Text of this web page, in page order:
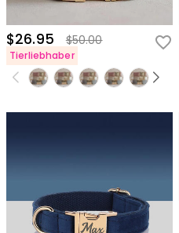
$26.95 $50.00
Tierliebhaber